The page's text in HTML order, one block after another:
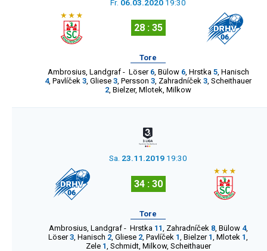
Fr. 06.03.2020 19:30
28 : 35
Tore
Ambrosius, Landgraf- Löser 6, Bülow 6, Hrstka 5, Hanisch
4, Pavlíček 3, Gliese 3, Persson 3, Zahradníček 3, Scheithauer
2, Bielzer, Mlotek, Milkow
Sa. 23.11.2019 19:30
34 : 30
Tore
Ambrosius, Landgraf- Hrstka 11 Zahradníček 8, Bülow 4,
Löser 3 Hanisch 2 Gliese 2 Pavlíček 1 Bielzer 1 Mlotek 1
Zele 1 Schmidt, Milkow, Scheithauer